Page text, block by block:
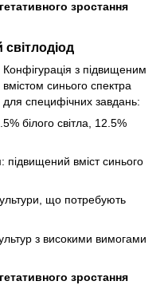
зростання
Конфігурація з підвищеним
вмістом синього спектра
для специфічних завдань:
білого світла, 12.5%
: підвищений вміст синього
що потребують
з високими вимогами
зростання